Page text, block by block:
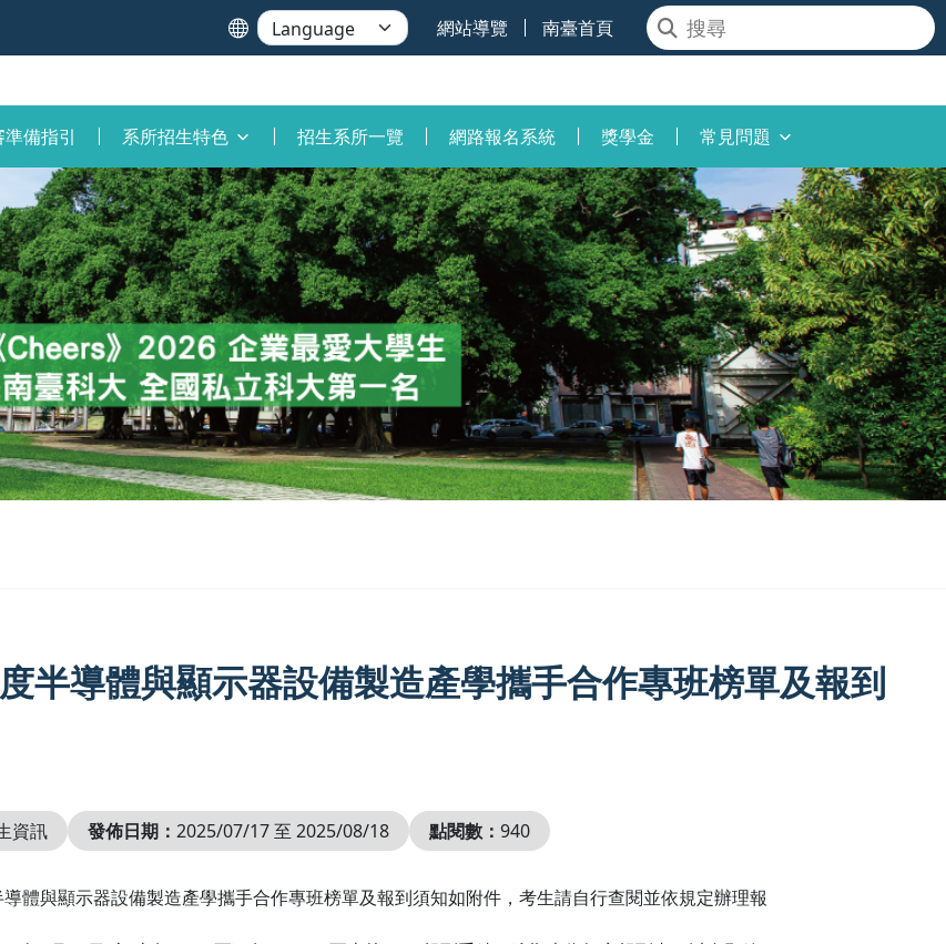
網站導覽 南臺首頁
備指引 系所招生特色 招生系所一覽 網路報名系統 獎學金 常見問題
半導體與顯示器設備製造產學攜手合作專班榜單及報到
資訊 發佈日期： 2025/07/17 至 2025/08/18 點閱數： 940
體與顯示器設備製造產學攜手合作專班榜單及報到須知如附件，考生請自行查閱並依規定辦理報